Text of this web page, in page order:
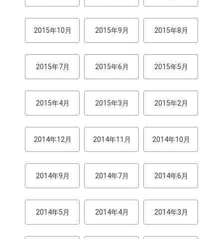
2015年10月 2015年9月 2015年8月
2015年7月 2015年6月 2015年5月
2015年4月 2015年3月 2015年2月
2014年12月 2014年11月 2014年10月
2014年9月 2014年7月 2014年6月
2014年5月 2014年4月 2014年3月